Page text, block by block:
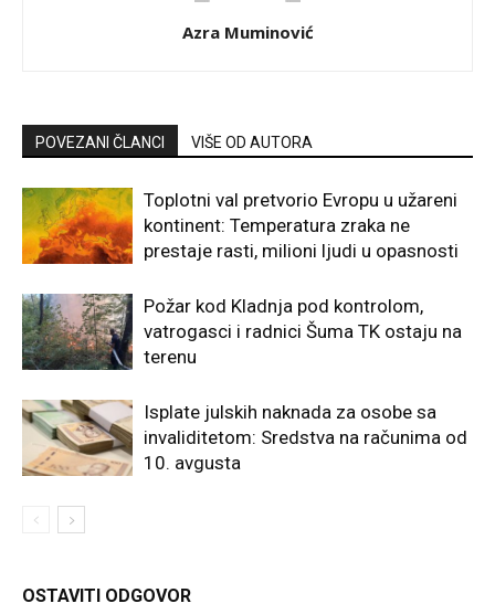
Azra Muminović
POVEZANI ČLANCI VIŠE OD AUTORA
Toplotni val pretvorio Evropu u užareni
kontinent: Temperatura zraka ne
prestaje rasti, milioni ljudi u opasnosti
Požar kod Kladnja pod kontrolom,
vatrogasci i radnici Šuma TK ostaju na
terenu
Isplate julskih naknada za osobe sa
invaliditetom: Sredstva na računima od
10. avgusta
OSTAVITI ODGOVOR